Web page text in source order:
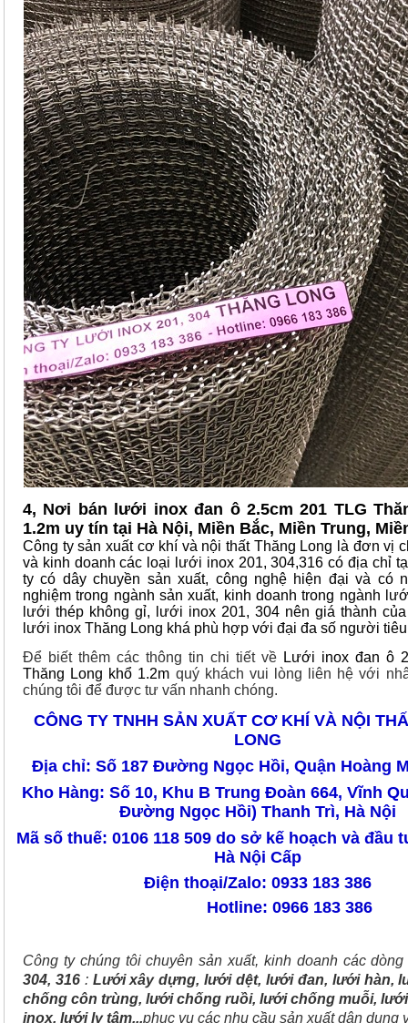
4, Nơi bán lưới inox đan ô 2.5cm 201 TLG
1.2m uy tín tại Hà Nội, Miền Bắc, Miền Trung,
Công ty sản xuất cơ khí và nội thất Thăng Long là đơn vị
và kinh doanh các loại lưới inox 201, 304,316 có địa chỉ
ty có dây chuyền sản xuất, công nghệ hiện đại và có
nghiệm trong ngành sản xuất, kinh doanh trong ngành
lưới thép không gỉ, lưới inox 201, 304 nên giá thành
lưới inox Thăng Long khá phù hợp với đại đa số người
Để biết thêm các thông tin chi tiết về Lưới inox đan ô
Thăng Long khổ 1.2m quý khách vui lòng liên hệ với
chúng tôi để được tư vấn nhanh chóng.
CÔNG TY TNHH SẢN XUẤT CƠ KHÍ VÀ NỘI
LONG
Địa chỉ: Số 187 Đường Ngọc Hồi, Quận Hoàng
Kho Hàng: Số 10, Khu B Trung Đoàn 664, Vĩnh
Đường Ngọc Hồi) Thanh Trì, Hà Nội
Mã số thuế: 0106 118 509 do sở kế hoạch và đầu
Hà Nội Cấp
Điện thoại/Zalo: 0933 183 386
Hotline: 0966 183 386
Công ty chúng tôi chuyên sản xuất, kinh doanh các
304, 316 :Lưới xây dựng, lưới dệt, lưới đan, lưới hàn,
chống côn trùng, lưới chống ruồi, lưới chống muỗi,
inox, lưới ly tâm,..phục vụ các nhu cầu sản xuất dân dụng